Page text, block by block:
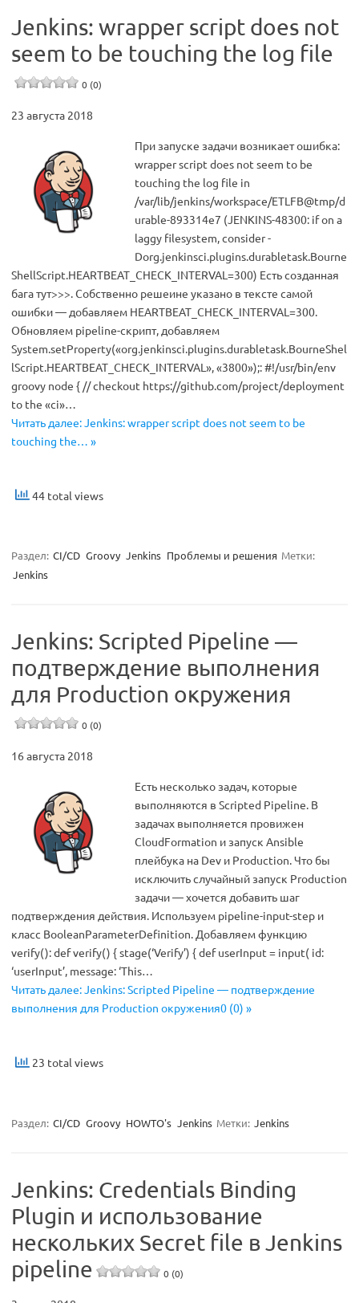
Jenkins: wrapper script does not
seem to be touching the log file
0 (0)
23 августа 2018
При запуске задачи возникает ошибка:
wrapper script does not seem to be
touching the log file in
/var/lib/jenkins/workspace/ETLFB@tmp/d
urable-893314e7 (JENKINS-48300: if on a
laggy filesystem, consider -
Dorg.jenkinsci.plugins.durabletask.Bourne
ShellScript.HEARTBEAT_CHECK_INTERVAL=300) Есть созданная
бага тут>>>. Собственно решеине указано в тексте самой
ошибки — добавляем HEARTBEAT_CHECK_INTERVAL=300.
Обновляем pipeline-скрипт, добавляем
System.setProperty(«org.jenkinsci.plugins.durabletask.BourneShel
lScript.HEARTBEAT_CHECK_INTERVAL», «3800»);: #!/usr/bin/env
groovy node { // checkout https://github.com/project/deployment
to the «ci»…
Читать далее: Jenkins: wrapper script does not seem to be
touching the… »
44 total views
Раздел: CI/CD Groovy Jenkins Проблемы и решения Метки:
Jenkins
Jenkins: Scripted Pipeline —
подтверждение выполнения
для Production окружения
0 (0)
16 августа 2018
Есть несколько задач, которые
выполняются в Scripted Pipeline. В
задачах выполняется провижен
CloudFormation и запуск Ansible
плейбука на Dev и Production. Что бы
исключить случайный запуск Production
задачи — хочется добавить шаг
подтверждения действия. Используем pipeline-input-step и
класс BooleanParameterDefinition. Добавляем функцию
verify(): def verify() { stage(‘Verify’) { def userInput = input( id:
‘userInput’, message: ‘This…
Читать далее: Jenkins: Scripted Pipeline — подтверждение
выполнения для Production окружения0 (0) »
23 total views
Раздел: CI/CD Groovy HOWTO's Jenkins Метки: Jenkins
Jenkins: Credentials Binding
Plugin и использование
нескольких Secret file в Jenkins
pipeline
0 (0)